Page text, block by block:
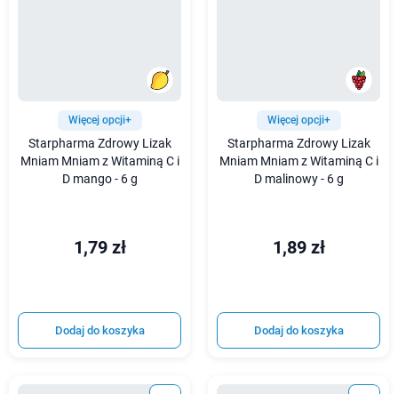
Więcej opcji+
Starpharma Zdrowy Lizak
Mniam Mniam z Witaminą C i
D mango - 6 g
1,79 zł
Dodaj do koszyka
Więcej opcji+
Starpharma Zdrowy Lizak
Mniam Mniam z Witaminą C i
D malinowy - 6 g
1,89 zł
Dodaj do koszyka